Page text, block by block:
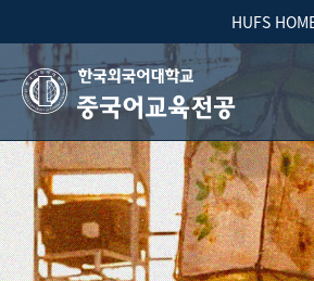
HUFS
중국어교육전공